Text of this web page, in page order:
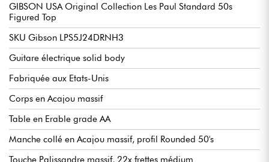
GIBSON USA Original Collection Les Paul Standard 50s
Figured Top
SKU Gibson LPS5J24DRNH3
Guitare électrique solid body
Fabriquée aux Etats-Unis
Corps en Acajou massif
Table en Erable grade AA
Manche collé en Acajou massif, profil Rounded 50's